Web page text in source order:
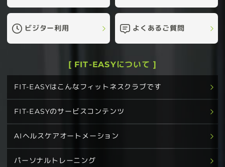
ビジター利用 よくあるご質問
[ FIT-EASYについて ]
FIT-EASYはこんなフィットネスクラブです
FIT-EASYのサービスコンテンツ
AIヘルスケアオートメーション
パーソナルトレーニング